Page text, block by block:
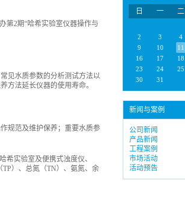
第2期“哈希实验室仪器操作与
见水质参数的分析测试方法以
方法延长仪器的使用寿命。
规范及维护保养；重要水质参
希实验室及便携式浊度仪、
）、总氮（TN）、氨氮、余
日
一 二
2
3 4
9
10 11
16
17 18
23
24 25
30
31
新闻与案例
公司新闻
产品新闻
工程案例
市场活动
活动预告